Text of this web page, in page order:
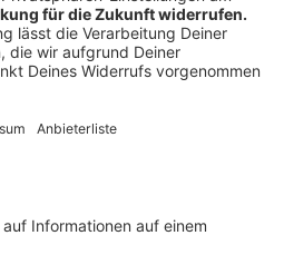
Ayra Starr mit.
von Coldplay